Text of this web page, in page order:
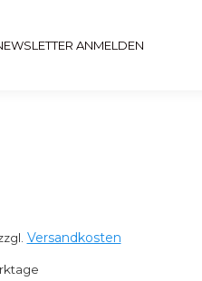
ANMELDEN
Versandkosten